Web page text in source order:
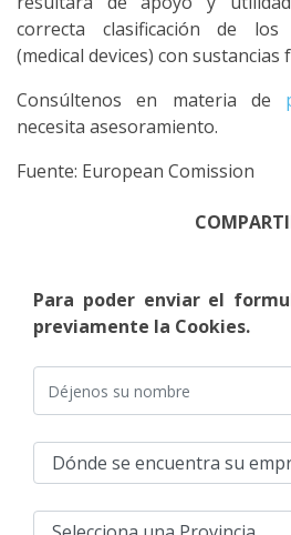
correcta clasificación de los
(medical devices) con sustancias
Consúltenos en materia de
necesita asesoramiento.
Fuente: European Comission
Para poder enviar el
previamente la Cookies.